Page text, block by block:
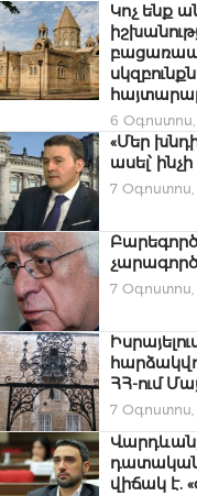
Կոչ ենք
6 Օգոստոս,
«Մեր
ասել՝
7 Օգոստոս,
7 Օգոստոս,
ՀՀ-ում
7 Օգոստոս,
դատական
վիճակ է.